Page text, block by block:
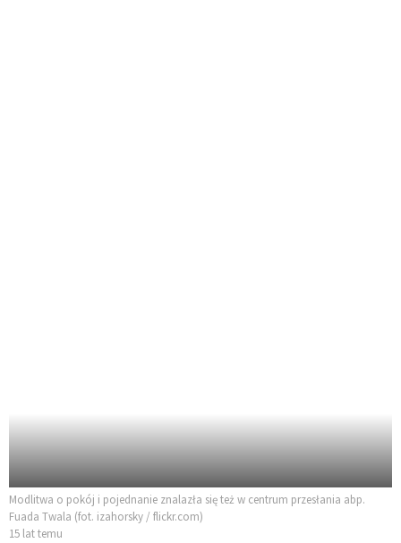
Modlitwa o pokój i pojednanie znalazła się też w centrum przesłania abp.
Fuada Twala (fot. izahorsky / flickr.com)
15 lat temu